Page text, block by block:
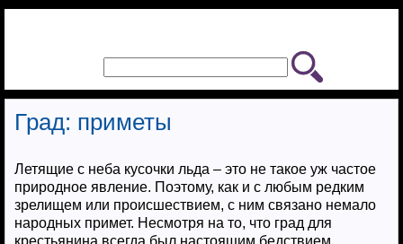
Град: приметы
Летящие с неба кусочки льда – это не такое уж частое
природное явление. Поэтому, как и с любым редким
зрелищем или происшествием, с ним связано немало
народных примет. Несмотря на то, что град для
крестьянина всегда был настоящим бедствием,